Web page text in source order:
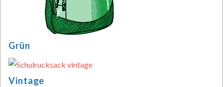
Grün
Vintage